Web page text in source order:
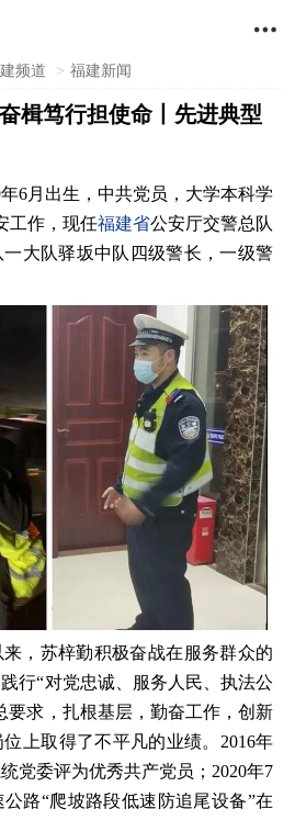

频道 > 福建新闻
楫笃行担使命丨先进典型
6月出生，中共党员，大学本科学
工作，现任福建省公安厅交警总队
大队驿坂中队四级警长，一级警
，苏梓勤积极奋战在服务群众的
行“对党忠诚、服务人民、执法公
要求，扎根基层，勤奋工作，创新
上取得了不平凡的业绩。2016年
党委评为优秀共产党员；2020年7
路“爬坡路段低速防追尾设备”在